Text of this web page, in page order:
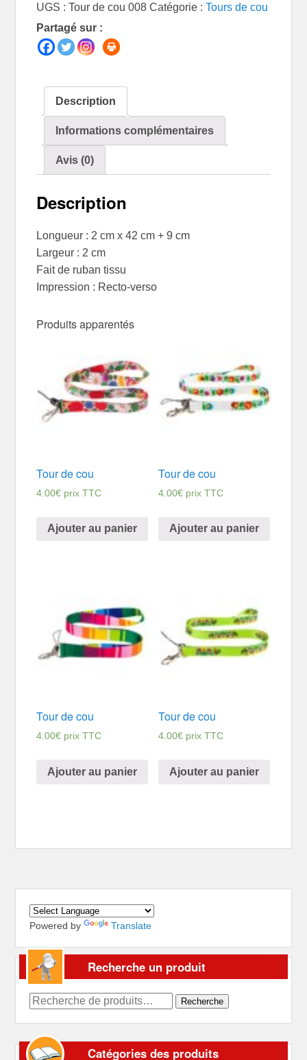
de
cou
UGS :Tour de cou 008 Catégorie :Tours de cou
Partagé sur :
Description
Informations complémentaires
Avis (0)
Description
Longueur : 2 cm x 42 cm + 9 cm
Largeur : 2 cm
Fait de ruban tissu
Impression : Recto-verso
Produits apparentés
Tour de cou
4.00€ prix TTC
Ajouter au panier
Tour de cou
4.00€ prix TTC
Ajouter au panier
Tour de cou
4.00€ prix TTC
Ajouter au panier
Tour de cou
4.00€ prix TTC
Ajouter au panier
Powered by Translate
Recherche un produit
Recherche
Recherche
Catégories des produits